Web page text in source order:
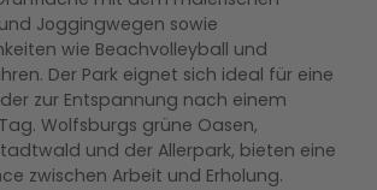
Joggingwegen sowie
wie Beachvolleyball und
Der Park eignet sich ideal für eine
zur Entspannung nach einem
Wolfsburgs grüne Oasen,
und der Allerpark, bieten eine
zwischen Arbeit und Erholung.